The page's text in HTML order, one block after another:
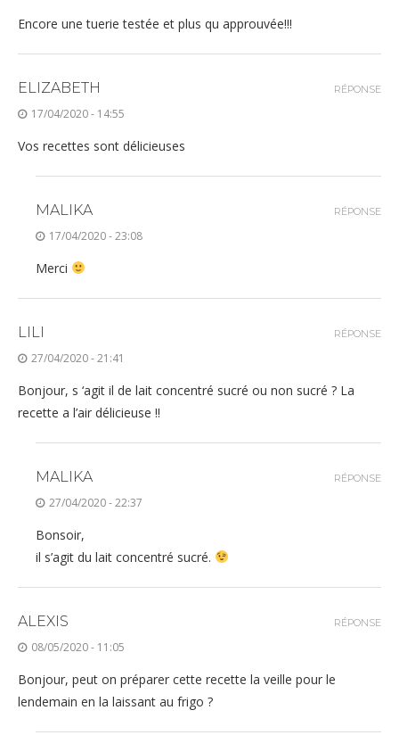
Encore une tuerie testée et plus qu approuvée!!!
ELIZABETH
17/04/2020 - 14:55
Vos recettes sont délicieuses
RÉPONSE
MALIKA
17/04/2020 - 23:08
Merci
RÉPONSE
LILI
27/04/2020 - 21:41
Bonjour, s ‘agit il de lait concentré sucré ou non sucré ? La
recette a l’air délicieuse !!
RÉPONSE
MALIKA
27/04/2020 - 22:37
Bonsoir,
il s’agit du lait concentré sucré.
RÉPONSE
ALEXIS
08/05/2020 - 11:05
Bonjour, peut on préparer cette recette la veille pour le
lendemain en la laissant au frigo ?
RÉPONSE